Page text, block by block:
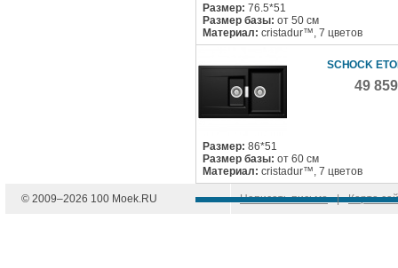
Размер: 76.5*51
Размер базы: от 50 см
Материал: cristadur™, 7 цветов
SCHOCK
49
Размер: 86*51
Размер базы: от 60 см
Материал: cristadur™, 7 цветов
© 2009–2026 100 Moek.RU Написать письмо | Карта